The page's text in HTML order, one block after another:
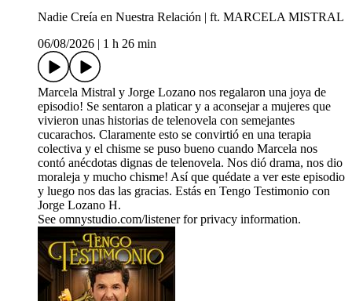
Nadie Creía en Nuestra Relación | ft. MARCELA MISTRAL
06/08/2026 | 1 h 26 min
Marcela Mistral y Jorge Lozano nos regalaron una joya de
episodio! Se sentaron a platicar y a aconsejar a mujeres que
vivieron unas historias de telenovela con semejantes
cucarachos. Claramente esto se convirtió en una terapia
colectiva y el chisme se puso bueno cuando Marcela nos
contó anécdotas dignas de telenovela. Nos dió drama, nos dio
moraleja y mucho chisme! Así que quédate a ver este episodio
y luego nos das las gracias. Estás en Tengo Testimonio con
Jorge Lozano H.
See omnystudio.com/listener for privacy information.